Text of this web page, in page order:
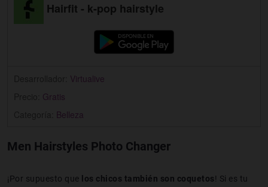
Hairfit - k-pop hairstyle
Virtualive
Gratis
Belleza
Men Hairstyles Photo Changer
¡Por supuesto que los chicos también son coquetos! Si es tu